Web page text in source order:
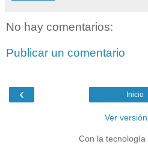
No hay comentarios:
Publicar un comentario
‹ Inicio
Ver
Con la tecnología